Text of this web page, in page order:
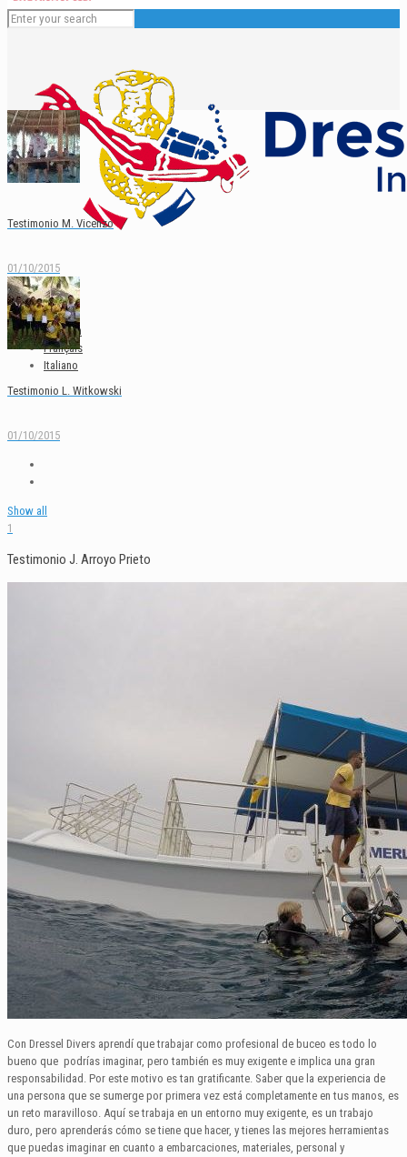
Español
English
Deutsch
Français
Italiano
Testimonio M. Vicenzo
01/10/2015
Testimonio L. Witkowski
01/10/2015
Show all
1
Testimonio J. Arroyo Prieto
Con Dressel Divers aprendí que trabajar como profesional de buceo es todo lo
bueno que podrías imaginar, pero también es muy exigente e implica una gran
responsabilidad. Por este motivo es tan gratificante. Saber que la experiencia de
una persona que se sumerge por primera vez está completamente en tus manos, es
un reto maravilloso. Aquí se trabaja en un entorno muy exigente, es un trabajo
duro, pero aprenderás cómo se tiene que hacer, y tienes las mejores herramientas
que puedas imaginar en cuanto a embarcaciones, materiales, personal y